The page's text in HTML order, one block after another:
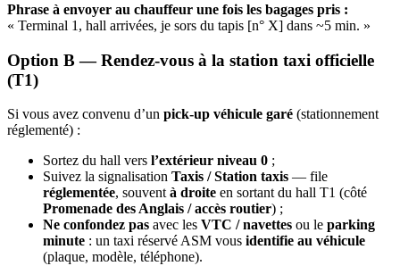
Phrase à envoyer au chauffeur une fois les bagages pris :
« Terminal 1, hall arrivées, je sors du tapis [n° X] dans ~5 min. »
Option B — Rendez-vous à la station taxi officielle
(T1)
Si vous avez convenu d’un pick-up véhicule garé (stationnement
réglementé) :
Sortez du hall vers l’extérieur niveau 0 ;
Suivez la signalisation Taxis / Station taxis — file
réglementée, souvent à droite en sortant du hall T1 (côté
Promenade des Anglais / accès routier) ;
Ne confondez pas avec les VTC / navettes ou le parking
minute : un taxi réservé ASM vous identifie au véhicule
(plaque, modèle, téléphone).